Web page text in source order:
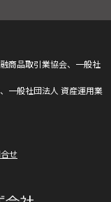
商品取引業協会、一般社
一般社団法人 資産運用業
せ